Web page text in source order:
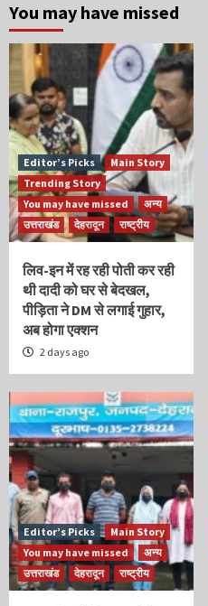
You may have missed
Editor’s Picks
Main Story
Trending Story
You may have missed
अन्य
उत्तराखंड
देहरादून राष्ट्रीय
लिव-इन में रह रही पोती कर रही
थी दादी को घर से बेदखल,
पीड़िता ने DM से लगाई गुहार,
अब होगा एक्शन
2 days ago
Editor’s Picks
Main Story
You may have missed
अन्य
उत्तराखंड
देहरादून राष्ट्रीय